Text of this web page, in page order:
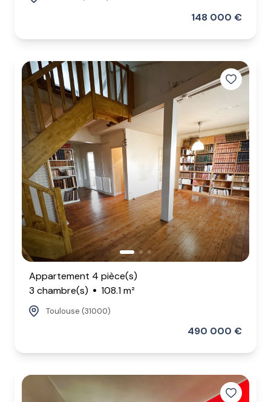
148 000 €
Appartement 4 pièce(s)
3 chambre(s)
108.1 m²
Toulouse (31000)
490 000 €